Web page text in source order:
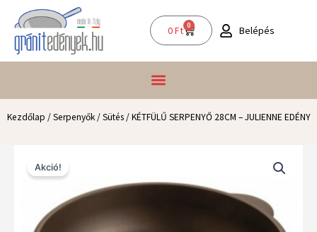
content
0Ft 0
Kosár Belépés
Kezdőlap /Serpenyők/Sütés/ KÉTFÜLŰ SERPENYŐ 28CM – JULIENNE EDÉNY
Akció!